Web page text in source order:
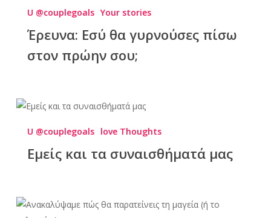
U @couplegoals Your stories
Έρευνα: Εσύ θα γυρνούσες πίσω
στον πρώην σου;
U @couplegoals love Thoughts
Εμείς και τα συναισθήματά μας